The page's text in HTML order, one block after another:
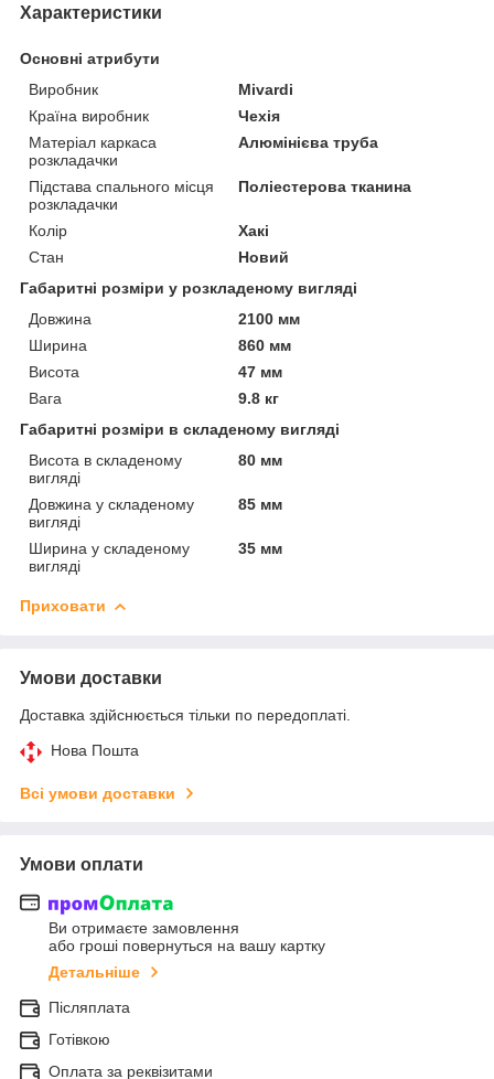
Характеристики
Основні атрибути
Виробник
Mivardi
Країна виробник
Чехія
Матеріал каркаса
розкладачки
Алюмінієва труба
Підстава спального місця
розкладачки
Поліестерова тканина
Колір
Хакі
Стан
Новий
Габаритні розміри у розкладеному вигляді
Довжина
2100 мм
Ширина
860 мм
Висота
47 мм
Вага
9.8 кг
Габаритні розміри в складеному вигляді
Висота в складеному
вигляді
80 мм
Довжина у складеному
вигляді
85 мм
Ширина у складеному
вигляді
35 мм
Приховати
Умови доставки
Доставка здійснюється тільки по передоплаті.
Нова Пошта
Всі умови доставки
Умови оплати
Ви отримаєте замовлення
або гроші повернуться на вашу картку
Детальніше
Післяплата
Готівкою
Оплата за реквізитами